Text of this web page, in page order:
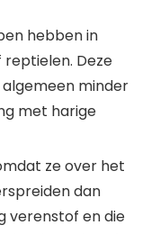
hebben in
reptielen. Deze
minder
met harige
ze over het
dan
verenstof en die